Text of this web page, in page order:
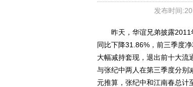
发布时间
昨天，华谊兄弟披露2011
同比下降31.86%，前三季度
大幅减持套现，退出前十大流
与张纪中两人在第三季度分别
元推算，张纪中和江南春总计